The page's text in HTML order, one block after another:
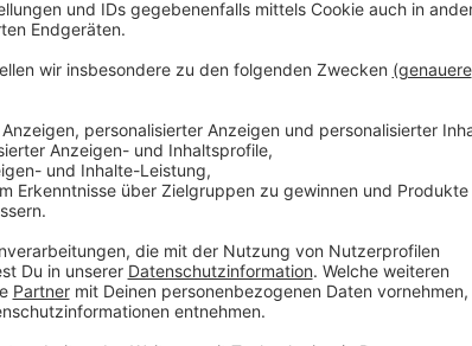
die Details durch und
Nutzung des Service zu, um
anzusehen.
Platform
Das erste Video überhaupt auf der Plattform ist ein 19-
einem der YouTube-Gründer, aus einem Zoo in den USA.
Anzeige